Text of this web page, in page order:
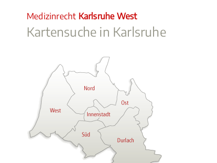
Medizinrecht Karlsruhe West
Kartensuche in Karlsruhe